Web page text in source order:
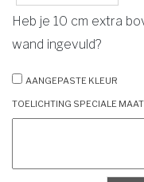
Heb je 10 cm extra
wand ingevuld?
Aangepaste kleur
Toelichting speciale